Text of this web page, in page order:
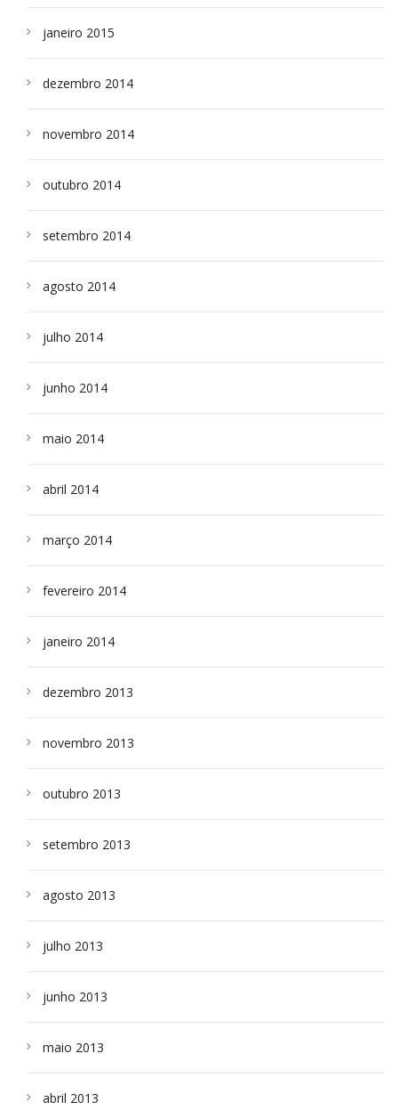
janeiro 2015
dezembro 2014
novembro 2014
outubro 2014
setembro 2014
agosto 2014
julho 2014
junho 2014
maio 2014
abril 2014
março 2014
fevereiro 2014
janeiro 2014
dezembro 2013
novembro 2013
outubro 2013
setembro 2013
agosto 2013
julho 2013
junho 2013
maio 2013
abril 2013